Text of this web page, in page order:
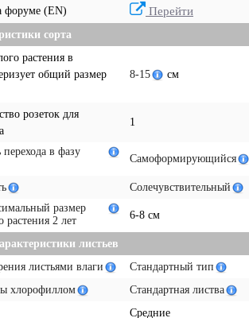
форуме (EN) Перейти
сорта
растения в
общий размер
8-15 см
розеток для
1
перехода в фазу
Самоформирующийся
Солечувствительный
размер
растения 2 лет
6-8 см
листьев
листьями влаги
Стандартный тип
хлорофиллом
Стандартная листва
Средние